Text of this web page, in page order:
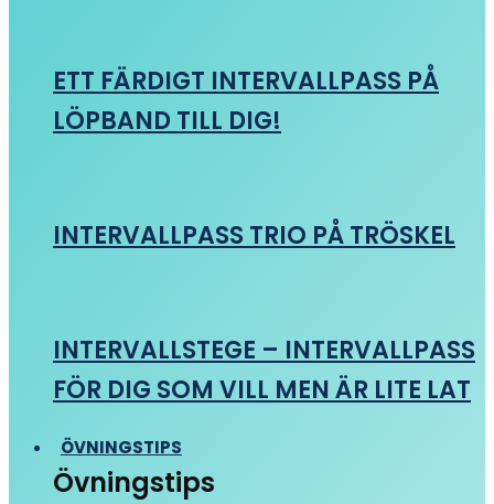
ETT FÄRDIGT INTERVALLPASS PÅ
LÖPBAND TILL DIG!
INTERVALLPASS TRIO PÅ TRÖSKEL
INTERVALLSTEGE – INTERVALLPASS
FÖR DIG SOM VILL MEN ÄR LITE LAT
ÖVNINGSTIPS
Övningstips